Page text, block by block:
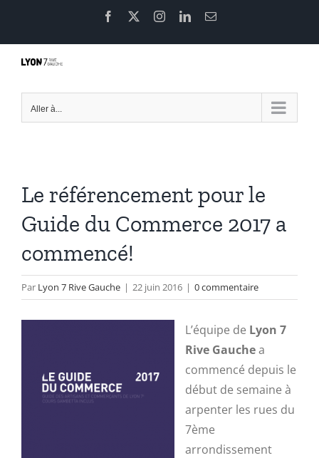
contenu
Facebook InstagramLinkedInEmail
Aller à...
Le référencement pour le
Guide du Commerce 2017 a
commencé!
Par Lyon 7 Rive Gauche | 22 juin 2016 | 0 commentaire
L’équipe de Lyon 7
Rive Gauchea
commencé depuis le
début de semaine à
arpenter les rues du
7ème
arrondissement